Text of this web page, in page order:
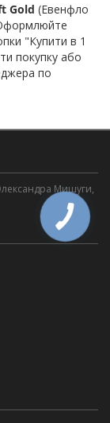
Gold (Евенфло
"Купити в 1
покупку або
по
Мишуги,